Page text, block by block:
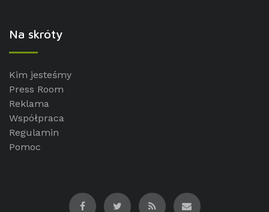
Na skróty
Kim jesteśmy
Press Room
Reklama
Współpraca
Regulamin
Pomoc